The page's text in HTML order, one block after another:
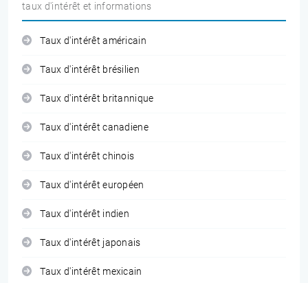
taux d'intérêt et informations
Taux d'intérêt américain
Taux d'intérêt brésilien
Taux d'intérêt britannique
Taux d'intérêt canadiene
Taux d'intérêt chinois
Taux d'intérêt européen
Taux d'intérêt indien
Taux d'intérêt japonais
Taux d'intérêt mexicain